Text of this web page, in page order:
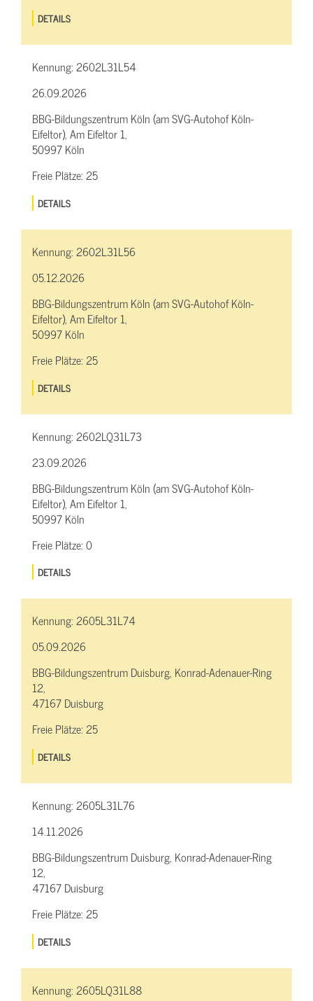
DETAILS
Kennung:2602L31L54
26.09.2026
BBG-Bildungszentrum Köln (am SVG-Autohof Köln-
Eifeltor), Am Eifeltor 1,
50997 Köln
Freie Plätze:25
DETAILS
Kennung:2602L31L56
05.12.2026
BBG-Bildungszentrum Köln (am SVG-Autohof Köln-
Eifeltor), Am Eifeltor 1,
50997 Köln
Freie Plätze:25
DETAILS
Kennung:2602LQ31L73
23.09.2026
BBG-Bildungszentrum Köln (am SVG-Autohof Köln-
Eifeltor), Am Eifeltor 1,
50997 Köln
Freie Plätze:0
DETAILS
Kennung:2605L31L74
05.09.2026
BBG-Bildungszentrum Duisburg, Konrad-Adenauer-Ring
12,
47167 Duisburg
Freie Plätze:25
DETAILS
Kennung:2605L31L76
14.11.2026
BBG-Bildungszentrum Duisburg, Konrad-Adenauer-Ring
12,
47167 Duisburg
Freie Plätze:25
DETAILS
Kennung:2605LQ31L88